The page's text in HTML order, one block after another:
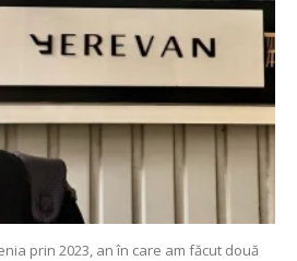
prin 2023, an în care am făcut două